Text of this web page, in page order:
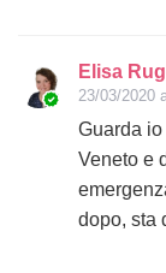
Elisa
23/03/2020
Guarda
Veneto e
dopo, sta